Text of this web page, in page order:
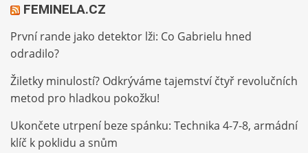
FEMINELA.CZ
První rande jako detektor lži: Co Gabrielu hned
odradilo?
Žiletky minulostí? Odkrýváme tajemství čtyř revolučních
metod pro hladkou pokožku!
Ukončete utrpení beze spánku: Technika 4-7-8, armádní
klíč k poklidu a snům